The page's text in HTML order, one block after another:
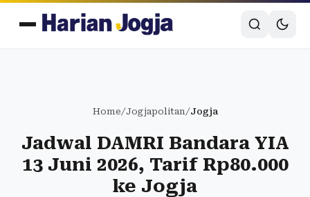
Home/Jogjapolitan/Jogja
Jadwal DAMRI Bandara YIA
13 Juni 2026, Tarif Rp80.000
ke Jogja